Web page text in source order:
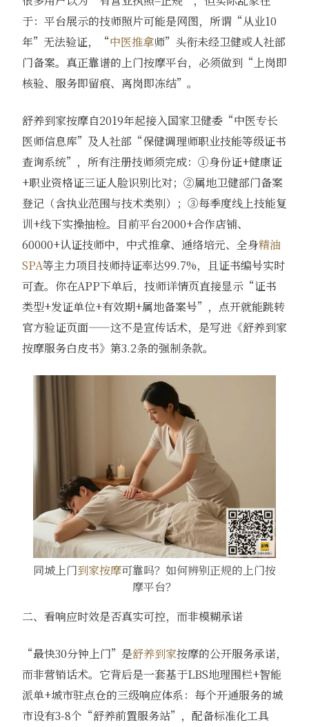
于：平台展示的技师照片可能是网图，所谓“从业10
年”无法验证，“中医推拿师”头衔未经卫健或人社部
门备案。真正靠谱的上门按摩平台，必须做到“上岗即
核验、服务即留痕、离岗即冻结”。
舒养到家按摩自2019年起接入国家卫健委“中医专长
医师信息库”及人社部“保健调理师职业技能等级证书
查询系统”，所有注册技师须完成：①身份证+健康证
+职业资格证三证人脸识别比对；②属地卫健部门备案
登记（含执业范围与技术类别）；③每季度线上技能复
训+线下实操抽检。目前平台2000+合作店铺、
60000+认证技师中，中式推拿、通络培元、全身精油
SPA等主力项目技师持证率达99.7%，且证书编号实时
可查。你在APP下单后，技师详情页直接显示“证书
类型+发证单位+有效期+属地备案号”，点开就能跳转
官方验证页面——这不是宣传话术，是写进《舒养到家
按摩服务白皮书》第3.2条的强制条款。
同城上门到家按摩可靠吗？如何辨别正规的上门按
摩平台？
二、看响应时效是否真实可控，而非模糊承诺
“最快30分钟上门”是舒养到家按摩的公开服务承诺，
而非营销话术。它背后是一套基于LBS地理围栏+智能
派单+城市驻点仓的三级响应体系：每个开通服务的城
市设有3-8个“舒养前置服务站”，配备标准化工具